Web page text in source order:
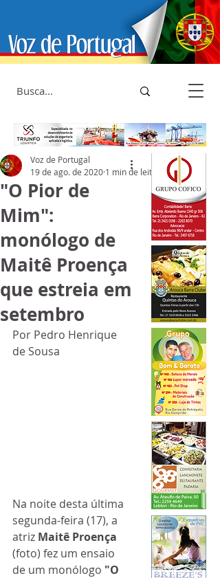
"O Pior de
Mim":
monólogo de
Maitê Proença
que estreia em
setembro
Voz de Portugal
19 de ago. de 2020 1 min de leitura
Por Pedro Henrique
de Sousa
Na noite desta última
segunda-feira (17), a
atriz Maitê Proença
(foto) fez um ensaio
de um monólogo "O